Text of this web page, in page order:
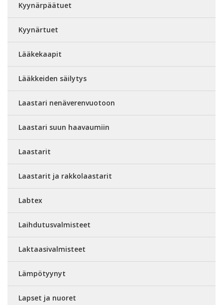
Kyynärpäätuet
Kyynärtuet
Lääkekaapit
Lääkkeiden säilytys
Laastari nenäverenvuotoon
Laastari suun haavaumiin
Laastarit
Laastarit ja rakkolaastarit
Labtex
Laihdutusvalmisteet
Laktaasivalmisteet
Lämpötyynyt
Lapset ja nuoret